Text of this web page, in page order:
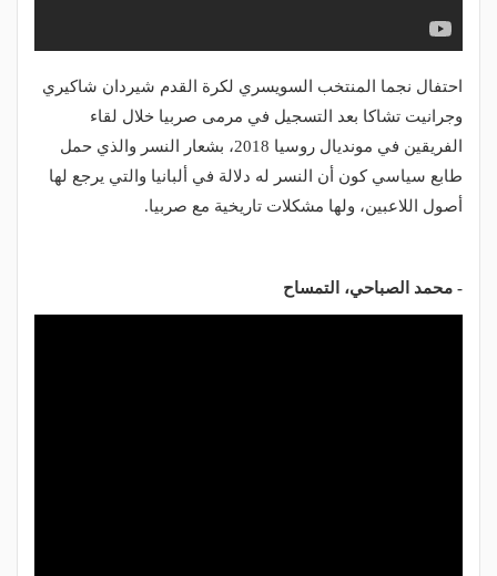
احتفال نجما المنتخب السويسري لكرة القدم شيردان شاكيري
وجرانيت تشاكا بعد التسجيل في مرمى صربيا خلال لقاء
الفريقين في مونديال روسيا 2018، بشعار النسر والذي حمل
طابع سياسي كون أن النسر له دلالة في ألبانيا والتي يرجع لها
أصول اللاعبين، ولها مشكلات تاريخية مع صربيا.
- محمد الصباحي، التمساح